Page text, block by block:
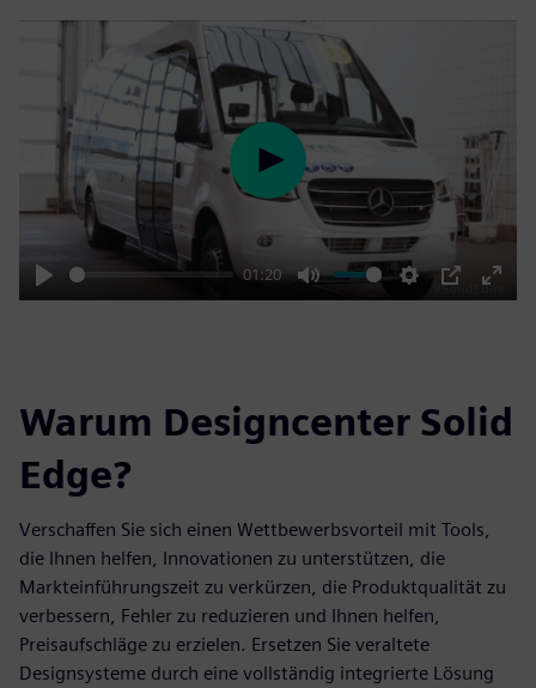
Play
01:20
Mute Settings
PIP
Enter
Play
Warum Designcenter Solid
Edge?
Verschaffen Sie sich einen Wettbewerbsvorteil mit Tools,
die Ihnen helfen, Innovationen zu unterstützen, die
Markteinführungszeit zu verkürzen, die Produktqualität zu
verbessern, Fehler zu reduzieren und Ihnen helfen,
Preisaufschläge zu erzielen. Ersetzen Sie veraltete
Designsysteme durch eine vollständig integrierte Lösung